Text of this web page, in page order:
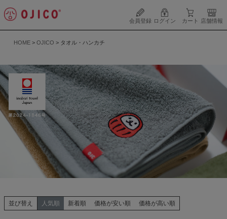
会員登録 ログイン カート 店舗情報
HOME OJICO タオル・ハンカチ
並び替え 人気順 新着順 価格が安い順 価格が高い順